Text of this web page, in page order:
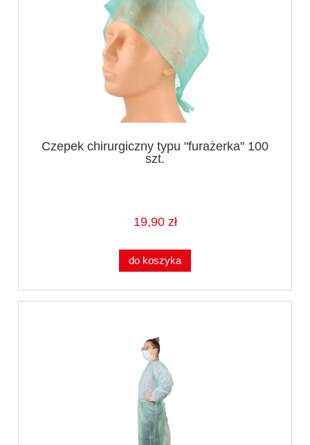
Czepek chirurgiczny typu "furażerka" 100
szt.
19,90 zł
do koszyka